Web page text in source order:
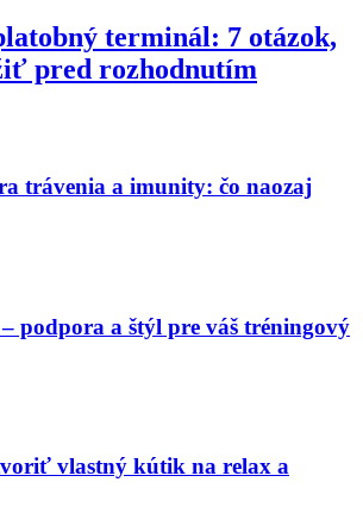
terminál: 7 otázok,
pred rozhodnutím
trávenia a imunity: čo naozaj
podpora a štýl pre váš tréningový
vlastný kútik na relax a